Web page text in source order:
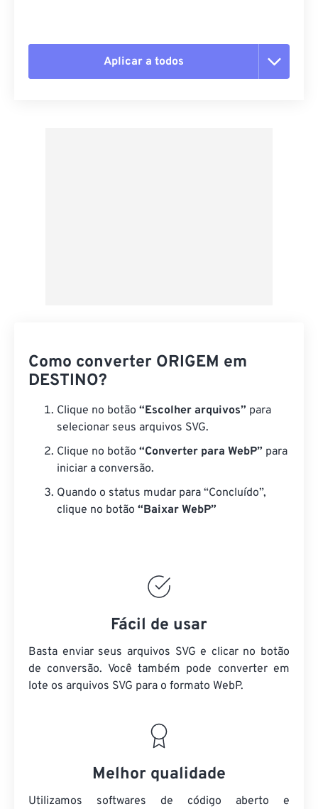
Aplicar a todos
Como converter ORIGEM em
DESTINO?
Clique no botão “Escolher arquivos” para
selecionar seus arquivos SVG.
Clique no botão “Converter para WebP” para
iniciar a conversão.
Quando o status mudar para “Concluído”,
clique no botão “Baixar WebP”
Fácil de usar
Basta enviar seus arquivos SVG e clicar no botão
de conversão. Você também pode converter em
lote os arquivos SVG para o formato WebP.
Melhor qualidade
Utilizamos softwares de código aberto e